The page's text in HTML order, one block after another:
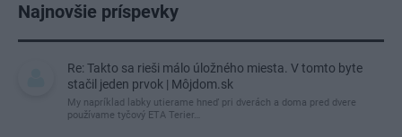
Najnovšie príspevky
Re: Takto sa rieši málo úložného miesta. V tomto byte
stačil jeden prvok | Môjdom.sk
My napríklad labky utierame hneď pri dverách a doma pred dvere
používame tyčový ETA Terier…